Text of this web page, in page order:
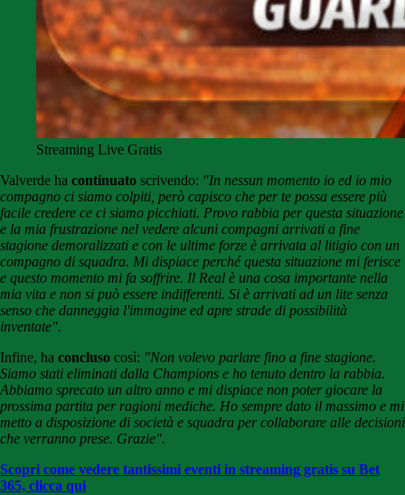
Streaming Live Gratis
Valverde ha continuato scrivendo: "In nessun momento io ed io mio
compagno ci siamo colpiti, però capisco che per te possa essere più
facile credere ce ci siamo picchiati. Provo rabbia per questa situazione
e la mia frustrazione nel vedere alcuni compagni arrivati a fine
stagione demoralizzati e con le ultime forze è arrivata al litigio con un
compagno di squadra. Mi dispiace perché questa situazione mi ferisce
e questo momento mi fa soffrire. Il Real è una cosa importante nella
mia vita e non si può essere indifferenti. Si è arrivati ad un lite senza
senso che danneggia l'immagine ed apre strade di possibilità
inventate".
Infine, ha concluso così: "Non volevo parlare fino a fine stagione.
Siamo stati eliminati dalla Champions e ho tenuto dentro la rabbia.
Abbiamo sprecato un altro anno e mi dispiace non poter giocare la
prossima partita per ragioni mediche. Ho sempre dato il massimo e mi
metto a disposizione di società e squadra per collaborare alle decisioni
che verranno prese. Grazie".
Scopri come vedere tantissimi eventi in streaming gratis su Bet
365, clicca qui